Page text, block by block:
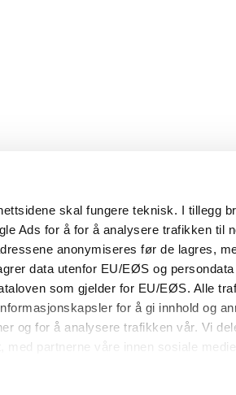
skal fungere teknisk. I tillegg
Ads for å for å analysere trafikken til
anonymiseres før de lagres,
data utenfor EU/EØS og
som gjelder for EU/EØS. Alle
for å gi innhold og
og for å analysere trafikken vår. Vi
partnerne våre innen sosiale
deres.
AS
34B, 2072 Dal.